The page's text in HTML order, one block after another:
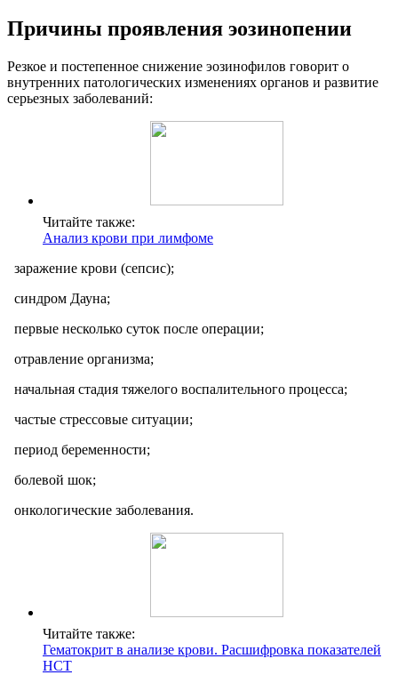
Причины проявления эозинопении
Резкое и постепенное снижение эозинофилов говорит о
внутренних патологических изменениях органов и развитие
серьезных заболеваний:
Читайте также:
Анализ крови при лимфоме
заражение крови (сепсис);
синдром Дауна;
первые несколько суток после операции;
отравление организма;
начальная стадия тяжелого воспалительного процесса;
частые стрессовые ситуации;
период беременности;
болевой шок;
онкологические заболевания.
Читайте также:
Гематокрит в анализе крови. Расшифровка показателей
HCT